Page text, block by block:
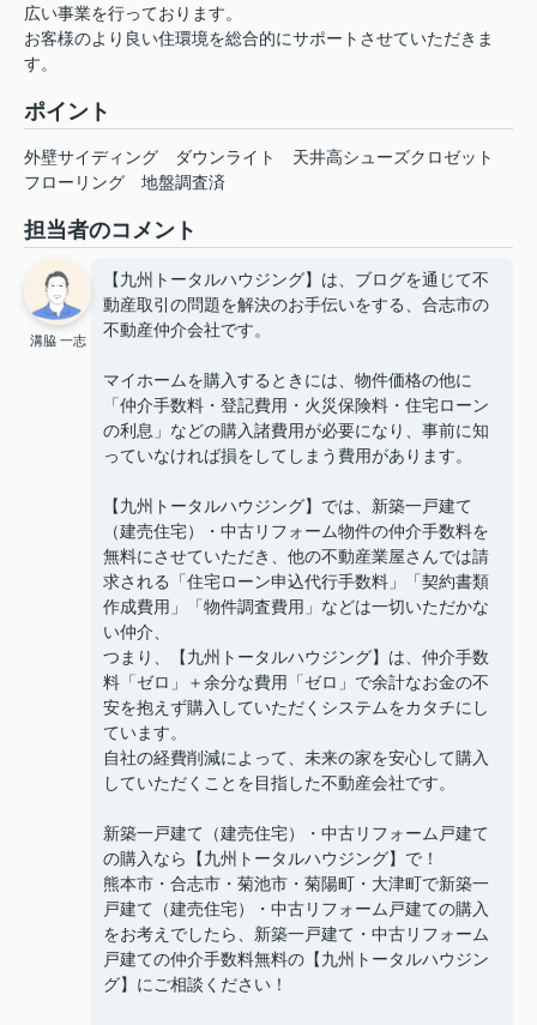
広い事業を行っております。
お客様のより良い住環境を総合的にサポートさせていただきま
す。
ポイント
外壁サイディング ダウンライト
天井高シューズクロゼット
フローリング
地盤調査済
担当者のコメント
溝脇 一志
【九州トータルハウジング】は、ブログを通じて不
動産取引の問題を解決のお手伝いをする、合志市の
不動産仲介会社です。
マイホームを購入するときには、物件価格の他に
「仲介手数料・登記費用・火災保険料・住宅ローン
の利息」などの購入諸費用が必要になり、事前に知
っていなければ損をしてしまう費用があります。
【九州トータルハウジング】では、新築一戸建て
（建売住宅）・中古リフォーム物件の仲介手数料を
無料にさせていただき、他の不動産業屋さんでは請
求される「住宅ローン申込代行手数料」「契約書類
作成費用」「物件調査費用」などは一切いただかな
い仲介、
つまり、【九州トータルハウジング】は、仲介手数
料「ゼロ」＋余分な費用「ゼロ」で余計なお金の不
安を抱えず購入していただくシステムをカタチにし
ています。
自社の経費削減によって、未来の家を安心して購入
していただくことを目指した不動産会社です。
新築一戸建て（建売住宅）・中古リフォーム戸建て
の購入なら【九州トータルハウジング】で！
熊本市・合志市・菊池市・菊陽町・大津町で新築一
戸建て（建売住宅）・中古リフォーム戸建ての購入
をお考えでしたら、新築一戸建て・中古リフォーム
戸建ての仲介手数料無料の【九州トータルハウジン
グ】にご相談ください！